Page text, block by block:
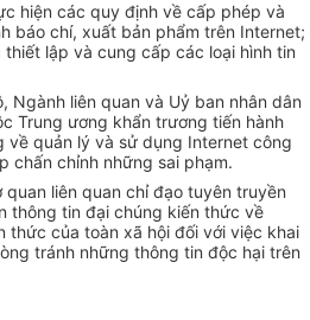
hiện các quy định về cấp phép và
báo chí, xuất bản phẩm trên Internet;
lập và cung cấp các loại hình tin
Ngành liên quan và Uỷ ban nhân dân
Trung ương khẩn trương tiến hành
về quản lý và sử dụng Internet công
chấn chỉnh những sai phạm.
liên quan chỉ đạo tuyên truyền
thông tin đại chúng kiến thức về
thức của toàn xã hội đối với việc khai
tránh những thông tin độc hại trên